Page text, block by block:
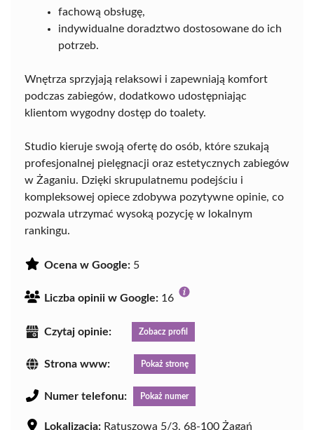
fachową obsługę,
indywidualne doradztwo dostosowane do ich
potrzeb.
Wnętrza sprzyjają relaksowi i zapewniają komfort
podczas zabiegów, dodatkowo udostępniając
klientom wygodny dostęp do toalety.
Studio kieruje swoją ofertę do osób, które szukają
profesjonalnej pielęgnacji oraz estetycznych zabiegów
w Żaganiu. Dzięki skrupulatnemu podejściu i
kompleksowej opiece zdobywa pozytywne opinie, co
pozwala utrzymać wysoką pozycję w lokalnym
rankingu.
Ocena w Google: 5
Liczba opinii w Google: 16
Czytaj opinie: Zobacz profil
Strona www: Pokaż stronę
Numer telefonu: Pokaż numer
Lokalizacja: Ratuszowa 5/3, 68-100 Żagań